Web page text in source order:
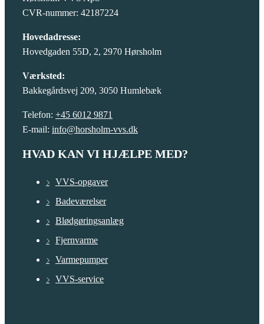
CVR-nummer: 42187224
Hovedadresse:
Hovedgaden 55D, 2, 2970 Hørsholm
Værksted:
Bakkegårdsvej 209, 3050 Humlebæk
Telefon: +45 6012 9871
E-mail: info@horsholm-vvs.dk
HVAD KAN VI HJÆLPE MED?
VVS-opgaver
Badeværelser
Blødgøringsanlæg
Fjernvarme
Varmepumper
VVS-service